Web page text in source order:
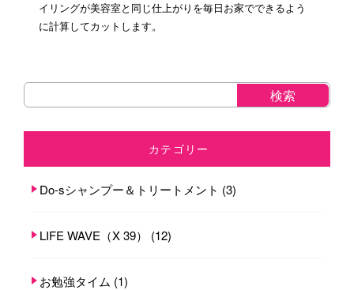
イリングが美容室と同じ仕上がりを毎日お家でできるよう
に計算してカットします。
カテゴリー
Do-sシャンプー＆トリートメント (3)
LIFE WAVE（X 39） (12)
お勉強タイム (1)